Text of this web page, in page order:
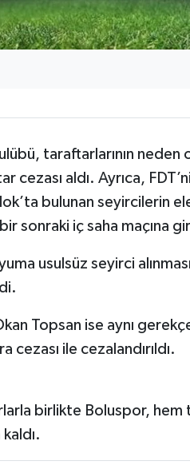
taraftarlarının neden
cezası aldı. Ayrıca,
bulunan seyircilerin
sonraki iç saha maçına
usulsüz seyirci
Topsan ise aynı
ile cezalandırıldı.
birlikte Boluspor,
kaldı.